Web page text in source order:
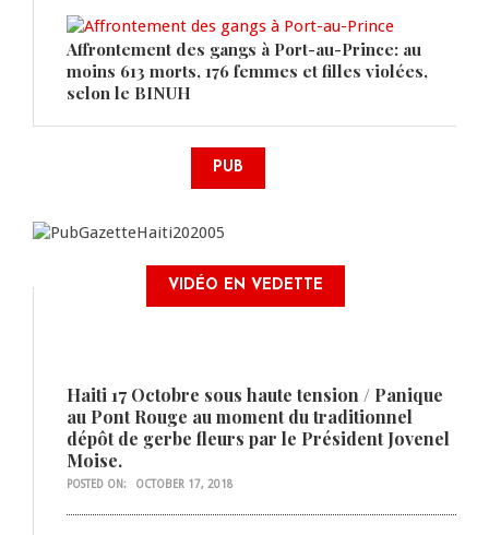
Affrontement des gangs à Port-au-Prince: au
moins 613 morts, 176 femmes et filles violées,
selon le BINUH
PUB
VIDÉO EN VEDETTE
Haiti 17 Octobre sous haute tension / Panique
au Pont Rouge au moment du traditionnel
dépôt de gerbe fleurs par le Président Jovenel
Moise.
POSTED ON: OCTOBER 17, 2018